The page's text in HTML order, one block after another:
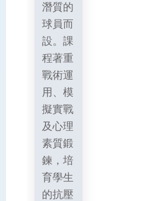
潛質的
球員而
設。課
程著重
戰術運
用、模
擬實戰
及心理
素質鍛
鍊，培
育學生
的抗壓